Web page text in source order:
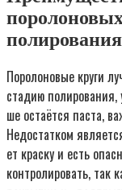
полирования
Поро­ло­но­вые кру­ги
ста­дию
ше оста­ёт­ся пас­та,
Недо­стат­ком
ет крас­ку и есть
кон­тро­ли­ро­вать, так